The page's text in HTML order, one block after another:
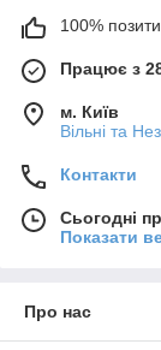
100%
Працює з
м. Київ
Вільні та
Контакти
Сьогодні
Показати
Про нас